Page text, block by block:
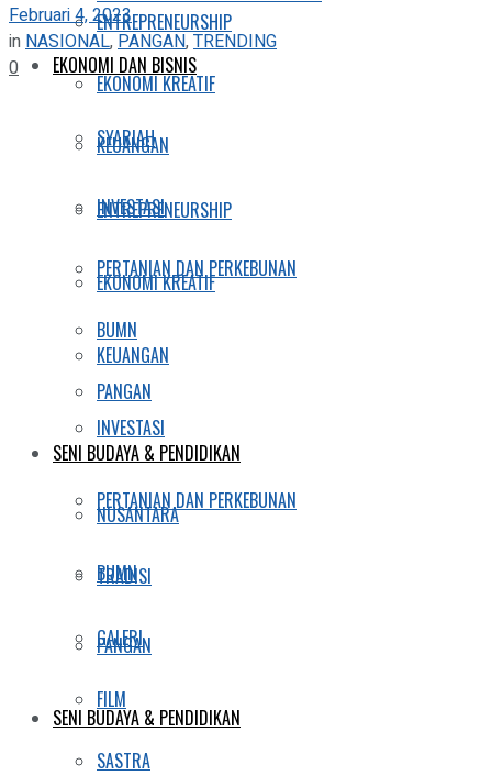
ENTREPRENEURSHIP
EKONOMI KREATIF
KEUANGAN
INVESTASI
PERTANIAN DAN PERKEBUNAN
BUMN
PANGAN
SENI BUDAYA & PENDIDIKAN
NUSANTARA
TRADISI
GALERI
FILM
SASTRA
EKONOMI DAN BISNIS
SYARIAH
ENTREPRENEURSHIP
EKONOMI KREATIF
KEUANGAN
INVESTASI
PERTANIAN DAN PERKEBUNAN
BUMN
PANGAN
SENI BUDAYA & PENDIDIKAN
Februari 4, 2023
in NASIONAL, PANGAN,TRENDING
0